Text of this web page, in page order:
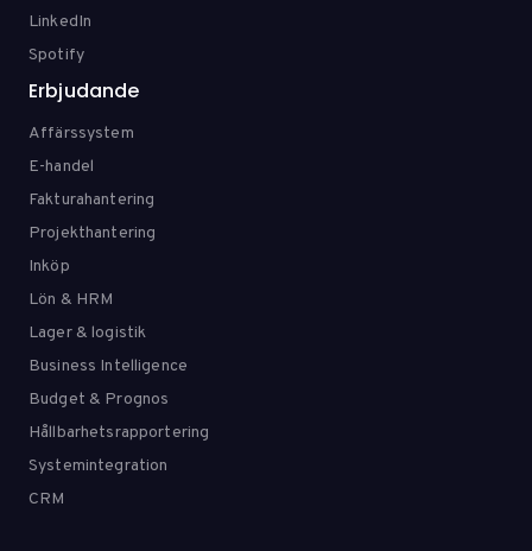
LinkedIn
Spotify
Erbjudande
Affärssystem
E-handel
Fakturahantering
Projekthantering
Inköp
Lön & HRM
Lager & logistik
Business Intelligence
Budget & Prognos
Hållbarhetsrapportering
Systemintegration
CRM